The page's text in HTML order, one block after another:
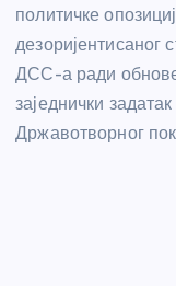
политичке
дезоријентисаног
ДСС-а ради
заједнички
Државотворног